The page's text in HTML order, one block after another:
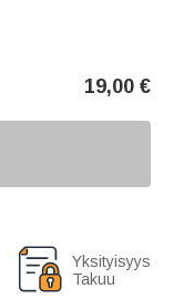
19,00 €
Yksityisyys
Takuu